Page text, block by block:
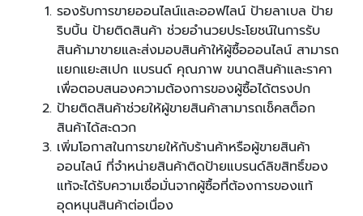
รองรับการขายออนไลน์และออฟไลน์ ป้ายลาเบล ป้าย
ริบบิ้น ป้ายติดสินค้า ช่วยอำนวยประโยชน์ในการรับ
สินค้ามาขายและส่งมอบสินค้าให้ผู้ซื้อออนไลน์ สามารถ
แยกแยะสเปก แบรนด์ คุณภาพ ขนาดสินค้าและราคา
เพื่อตอบสนองความต้องการของผู้ซื้อได้ตรงปก
ป้ายติดสินค้าช่วยให้ผู้ขายสินค้าสามารถเช็คสต็อก
สินค้าได้สะดวก
เพิ่มโอกาสในการขายให้กับร้านค้าหรือผู้ขายสินค้า
ออนไลน์ ที่จำหน่ายสินค้าติดป้ายแบรนด์ลิขสิทธิ์ของ
แท้จะได้รับความเชื่อมั่นจากผู้ซื้อที่ต้องการของแท้
อุดหนุนสินค้าต่อเนื่อง